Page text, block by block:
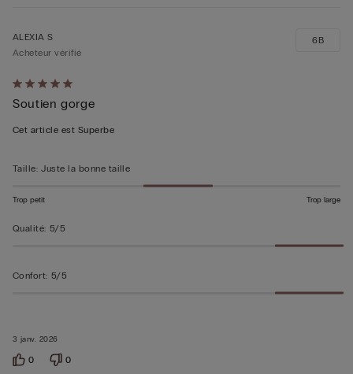
Évalué
5sur 5
3 janv. 2026
ALEXIA S
Acheteur vérifié
Soutien gorge
Cet article est Superbe
6B
Taille: Juste la bonne taille
Trop petit Trop large
Qualité: 5/5
Confort: 5/5
0 0